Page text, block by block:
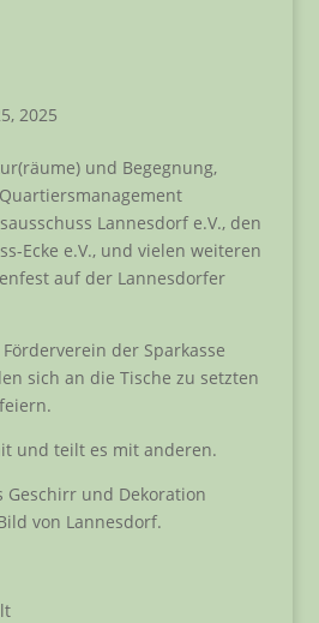
2025
und Begegnung,
Lannesdorf e.V., den
Ecke e.V., und vielen weiteren
auf der Lannesdorfer
der Sparkasse
sich an die Tische zu setzten
und teilt es mit anderen.
und Dekoration
von Lannesdorf.